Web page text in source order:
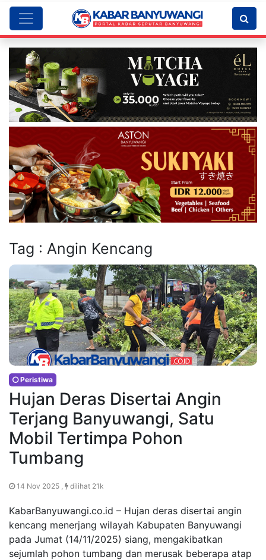
Tag : Angin Kencang
Peristiwa
Hujan Deras Disertai Angin
Terjang Banyuwangi, Satu
Mobil Tertimpa Pohon
Tumbang
14 Nov 2025 , dilihat 21k
KabarBanyuwangi.co.id – Hujan deras disertai angin
kencang menerjang wilayah Kabupaten Banyuwangi
pada Jumat (14/11/2025) siang, mengakibatkan
sejumlah pohon tumbang dan merusak beberapa atap